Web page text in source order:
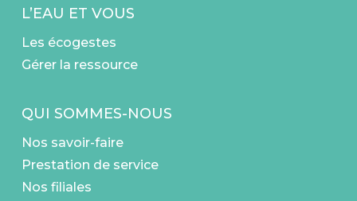
L’EAU ET VOUS
Les écogestes
Gérer la ressource
QUI SOMMES-NOUS
Nos savoir-faire
Prestation de service
Nos filiales